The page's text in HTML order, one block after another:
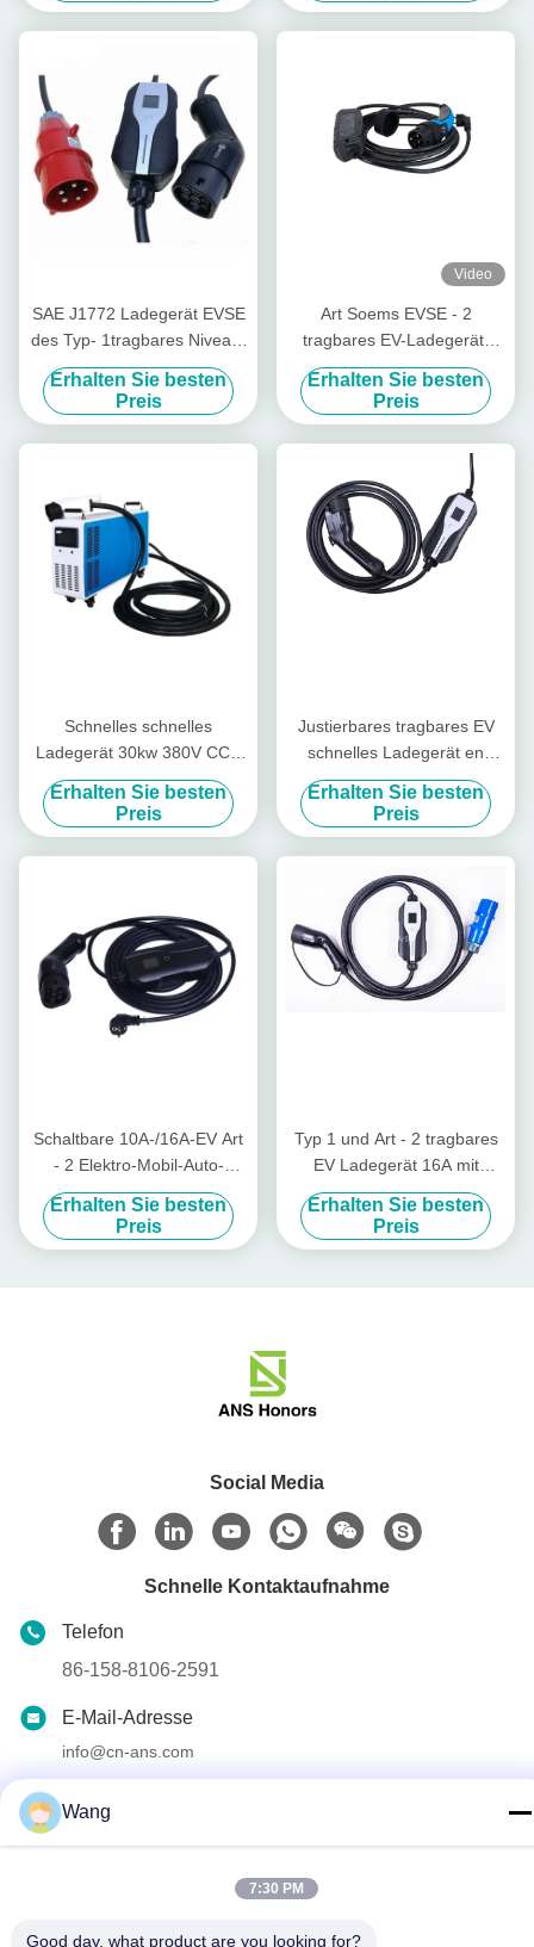
SAE J1772 Ladegerät EVSE
des Typ- 1tragbares Niveau-
2 EV schaltbar mit CEE Plug
Erhalten Sie besten
Preis
Video
Art Soems EVSE - 2
tragbares EV-Ladegerät-
einphasiges 5 Meter Kabel-
Erhalten Sie besten
Preis
Schnelles schnelles
Ladegerät 30kw 380V CCS
tragbares Ladegerät DCs
Chademo
Erhalten Sie besten
Preis
Justierbares tragbares EV
schnelles Ladegerät en
62752 EV Ladegerät 16A
Erhalten Sie besten
Preis
Schaltbare 10A-/16A-EV Art
- 2 Elektro-Mobil-Auto-
Ladegerät des Ladegerät-
EVSE
Erhalten Sie besten
Preis
Typ 1 und Art - 2 tragbares
EV Ladegerät 16A mit
IEC309 CEE Plug
Erhalten Sie besten
Preis
Social Media
Schnelle Kontaktaufnahme
Telefon
86-158-8106-2591
E-Mail-Adresse
info@cn-ans.com
No.1, Boden 3, Nr. 366-, Nordabschnitt von Hupan-Straße,
Chengdu
Wang
7:30 PM
Good day, what product are you looking for?